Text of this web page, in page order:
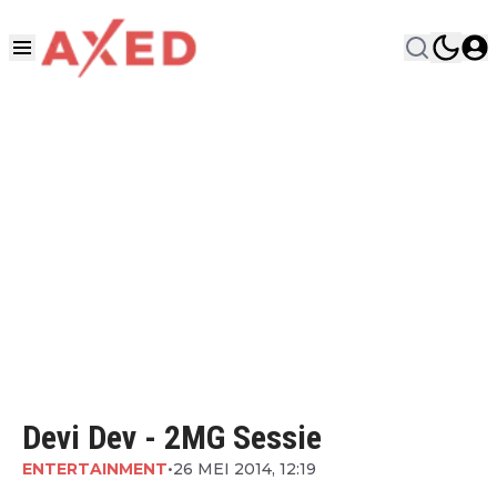
Devi Dev - 2MG Sessie
ENTERTAINMENT•26 MEI 2014, 12:19